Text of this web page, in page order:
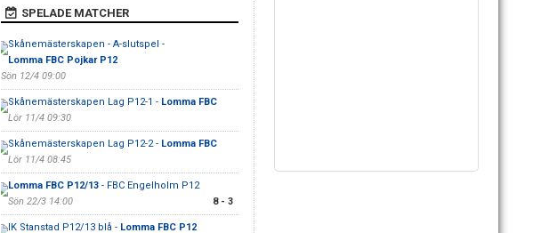
SPELADE MATCHER
Skånemästerskapen - A-slutspel -
Lomma FBC Pojkar P12
Sön 12/4 09:00
Skånemästerskapen Lag P12-1 - Lomma FBC
Lör 11/4 09:30
Skånemästerskapen Lag P12-2 - Lomma FBC
Lör 11/4 08:45
Lomma FBC P12/13- FBC Engelholm P12
Sön 22/3 14:00
8 - 3
IK Stanstad P12/13 blå - Lomma FBC P12